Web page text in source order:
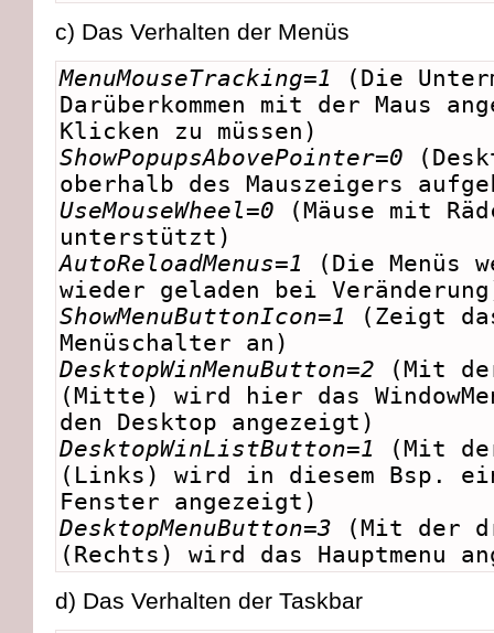
c) Das Verhalten der Menüs
MenuMouseTracking=1
(Die
Darüberkommen mit der Maus
Klicken zu müssen)
ShowPopupsAbovePointer=0
oberhalb des Mauszeigers
UseMouseWheel=0 (Mäuse mit
unterstützt)
AutoReloadMenus=1
(Die Menüs
wieder geladen bei
ShowMenuButtonIcon=1
(Zeigt
Menüschalter an)
DesktopWinMenuButton=2 (Mit
(Mitte) wird hier das
den Desktop angezeigt)
DesktopWinListButton=1
(Mit
(Links) wird in diesem Bsp.
Fenster angezeigt)
DesktopMenuButton=3 (Mit der
(Rechts) wird das Hauptmenu
d) Das Verhalten der Taskbar